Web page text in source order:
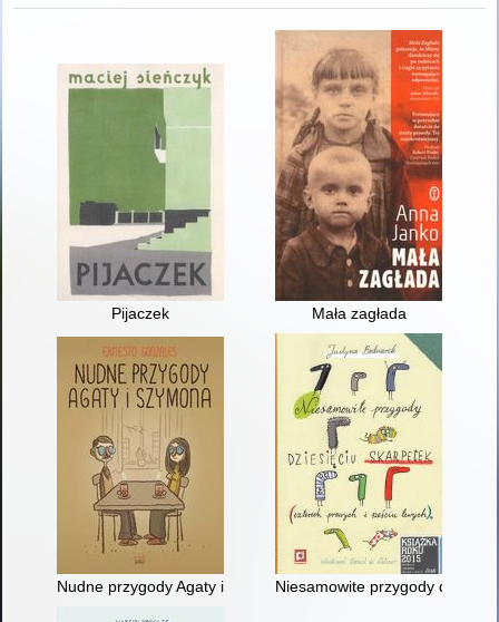
Pijaczek Mała zagłada
Nudne przygody Agaty i SzymonaNiesamowite przygody